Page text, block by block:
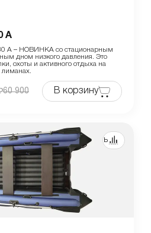
А
А – НОВИНКА со стационарным
дном низкого давления. Это
охоты и активного отдыха на
лиманах.
60 900 В корзину
Сравнить